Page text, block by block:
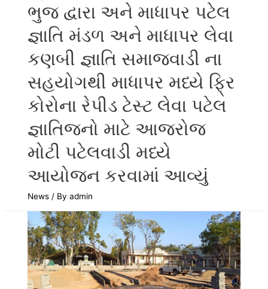
ભુજ દ્વારા અને માધાપર પટેલ
જ્ઞાતિ મંડળ અને માધાપર લેવા
કણબી જ્ઞાતિ સમાજવાડી ના
સહયોગથી માધાપર મધ્યે ફ્રિ
કોરોના રેપીડ ટેસ્ટ લેવા પટેલ
જ્ઞાતિજનો માટે આજરોજ
મોટી પટેલવાડી મધ્યે
આયોજન કરવામાં આવ્યું
News / Byadmin